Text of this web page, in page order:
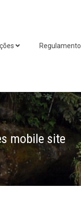
Regulamento
mobile site